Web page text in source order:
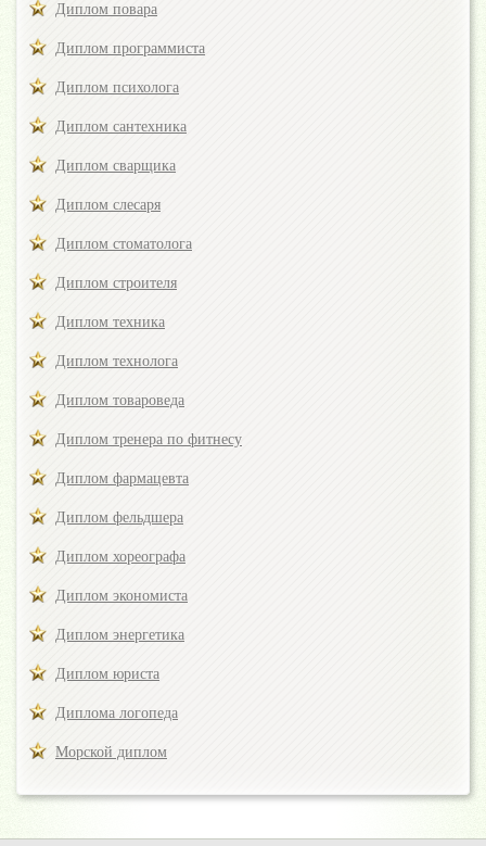
Диплом повара
Диплом программиста
Диплом психолога
Диплом сантехника
Диплом сварщика
Диплом слесаря
Диплом стоматолога
Диплом строителя
Диплом техника
Диплом технолога
Диплом товароведа
Диплом тренера по фитнесу
Диплом фармацевта
Диплом фельдшера
Диплом хореографа
Диплом экономиста
Диплом энергетика
Диплом юриста
Диплома логопеда
Морской диплом